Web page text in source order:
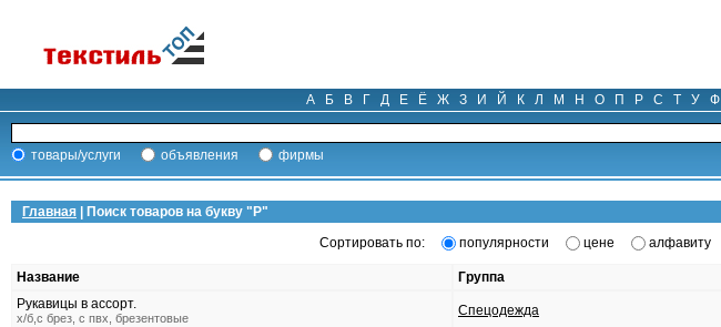
А Б В Г Д Е Ё Ж З И Й К Л М Н О П Р С Т У Ф
товары/услуги объявления фирмы
Главная | Поиск товаров на букву " Р"
Сортировать по:
популярности цене алфавиту
Название Группа
Рукавицы в ассорт.
х/б,с брез, с пвх, брезентовые Спецодежда